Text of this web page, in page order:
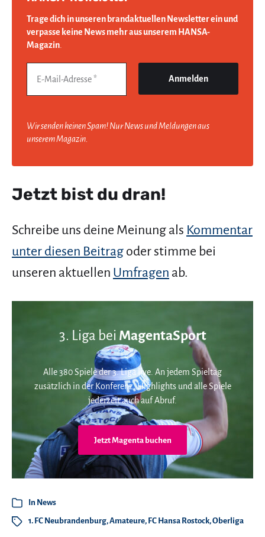
Trage dich in unseren brandaktuellen Newsletter ein und
verpasse keine News mehr aus unserem HANSA-
Magazin.
Wir senden keinen Spam! Nur News und Meldungen aus
unserem Magazin.
Jetzt bist du dran!
Schreibe uns deine Meinung als Kommentar
unter diesen Beitrag oder stimme bei
unseren aktuellen Umfragen ab.
3. Liga bei MagentaSport
Alle 380 Spiele der 3. Liga live. An jedem Spieltag
zusätzlich in der Konferenz. Highlights und alle Spiele
jederzeit auch auf Abruf.
Jetzt Magenta buchen
In News
1. FC Neubrandenburg,Amateure, FC Hansa Rostock,Oberliga